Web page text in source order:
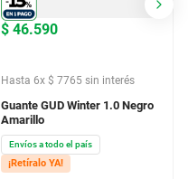
$ 46.590
Hasta 6x $ 7765 sin interés
Guante GUD Winter 1.0 Negro
Amarillo
Envíos a todo el país
¡Retíralo YA!